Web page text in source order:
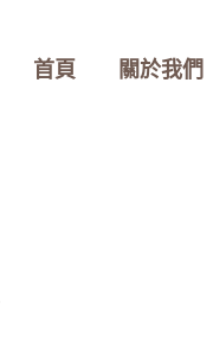
首頁 關於我們